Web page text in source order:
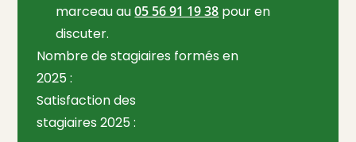
marceau au05 56 91 19 38 pour en
discuter.
Nombre de stagiaires formés en
2025 :
Satisfaction des
stagiaires 2025 :